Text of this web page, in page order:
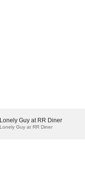
Lonely Guy at RR Diner
Lonely Guy at RR Diner